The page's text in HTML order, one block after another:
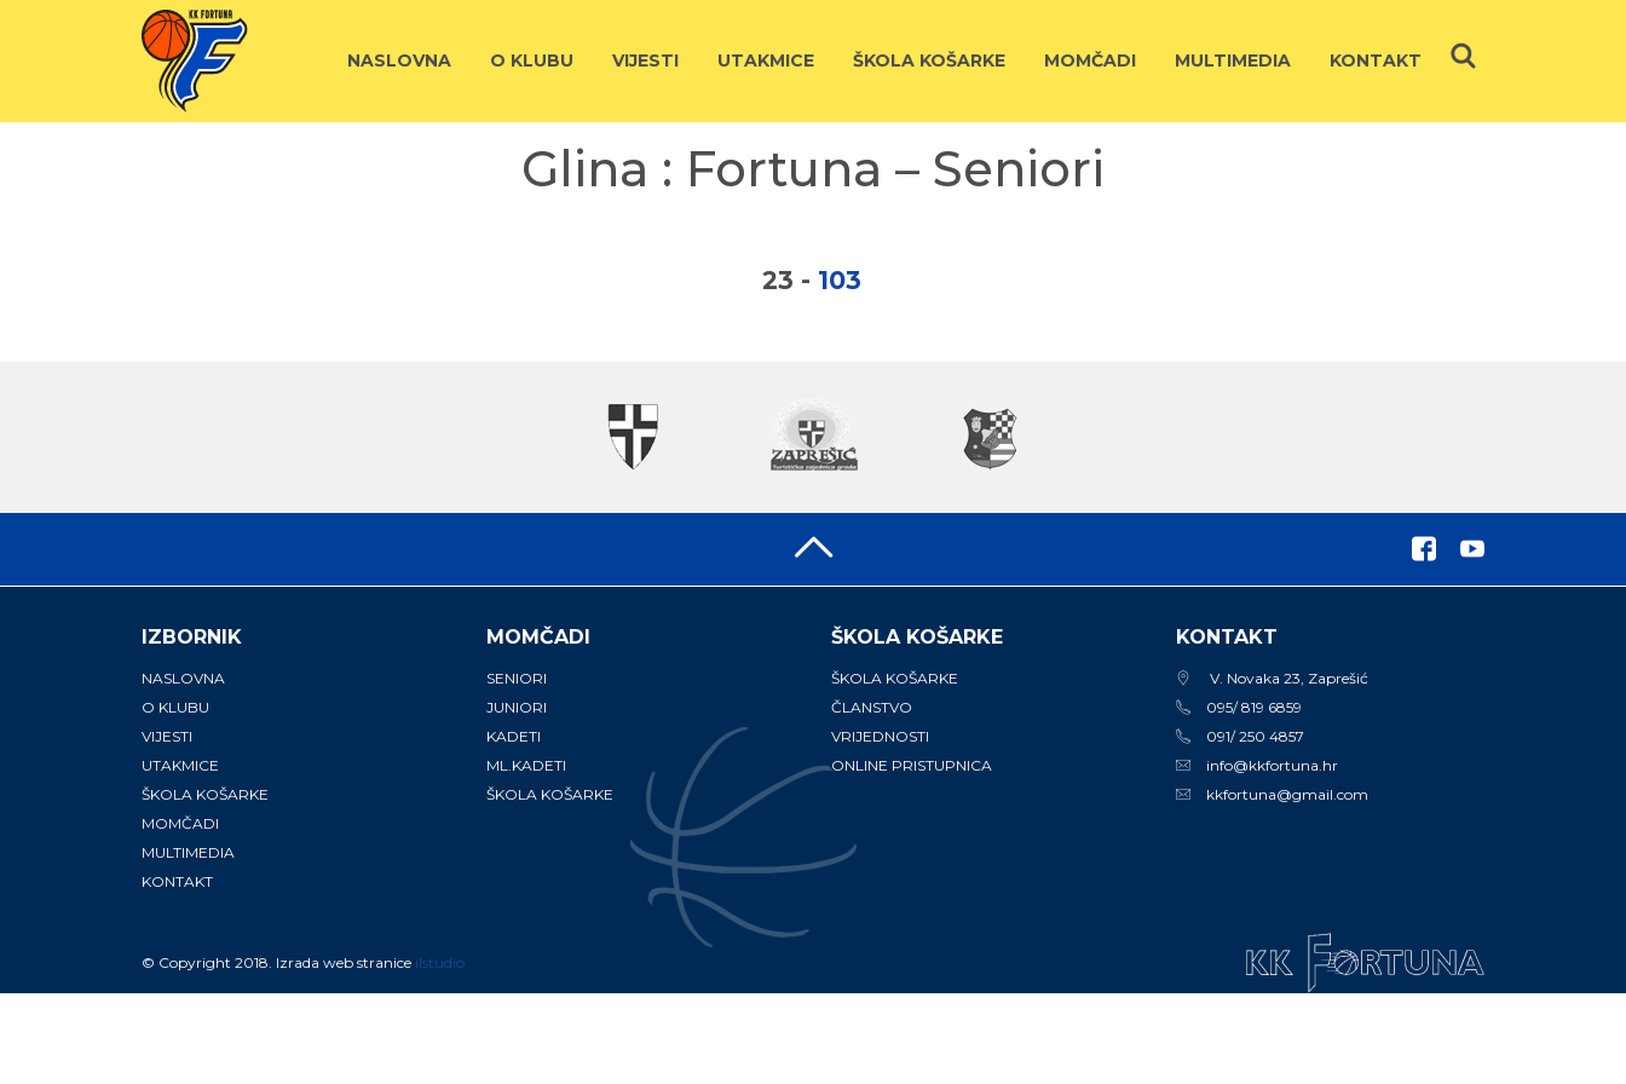
NASLOVNA O KLUBU VIJESTI UTAKMICE ŠKOLA KOŠARKE MOMČADI MULTIMEDIA KONTAKT
Glina : Fortuna – Seniori
23 - 103
IZBORNIK
NASLOVNA
O KLUBU
VIJESTI
UTAKMICE
ŠKOLA KOŠARKE
MOMČADI
MULTIMEDIA
KONTAKT
MOMČADI
SENIORI
JUNIORI
KADETI
ML.KADETI
ŠKOLA KOŠARKE
ŠKOLA KOŠARKE
ŠKOLA KOŠARKE
ČLANSTVO
VRIJEDNOSTI
ONLINE PRISTUPNICA
KONTAKT
V. Novaka 23, Zaprešić
095/ 819 6859
091/ 250 4857
info@kkfortuna.hr
kkfortuna@gmail.com
© Copyright 2018. Izrada web stranice ilstudio